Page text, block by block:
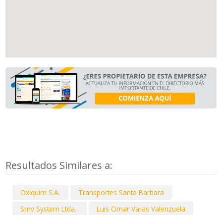
Resultados Similares a:
Oxiquim S.A.
Transportes Santa Barbara
Smv System Ltda.
Luis Omar Varas Valenzuela